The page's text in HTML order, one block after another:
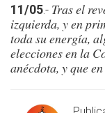
11/05.- Tras el
izquierda, y en
toda su energía,
elecciones en la
anécdota, y que